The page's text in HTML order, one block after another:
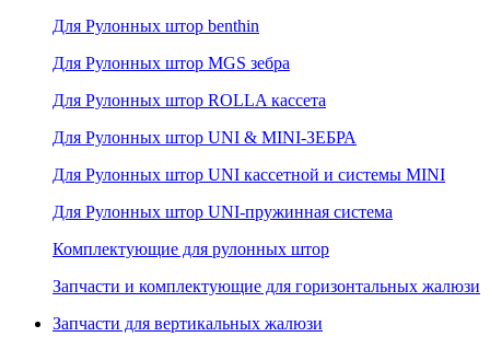
Для Рулонных штор benthin
Для Рулонных штор MGS зебра
Для Рулонных штор ROLLA кассета
Для Рулонных штор UNI & MINI-ЗЕБРА
Для Рулонных штор UNI кассетной и системы MINI
Для Рулонных штор UNI-пружинная система
Комплектующие для рулонных штор
Запчасти и комплектующие для горизонтальных жалюзи
Запчасти для вертикальных жалюзи